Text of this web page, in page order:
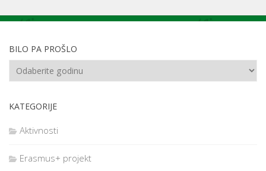
BILO PA PROŠLO
KATEGORIJE
Aktivnosti
Erasmus+ projekt